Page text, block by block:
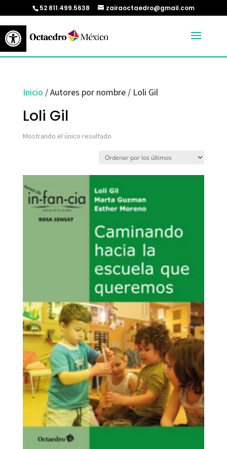
Abrir barra de herramientas
52 811.499.5638 zairaoctaedro@gmail.com
Inicio / Autores por nombre / Loli Gil
Loli Gil
Mostrando el único resultado